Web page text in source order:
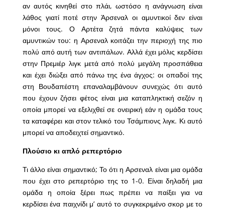
αν αυτός κινηθεί στο πλάι, ωστόσο η ανάγνωση είναι
λάθος γιατί ποτέ στην Άρσεναλ οι αμυντικοί δεν είναι
μόνοι τους. Ο Αρτέτα ζητά πάντα καλύψεις των
αμυντικών του: η Αρσεναλ κοιτάζει την περιοχή της πιο
πολύ από αυτή των αντιπάλων. Αλλά έχει μόλις κερδίσει
στην Πρεμιέρ λιγκ μετά από πολύ μεγάλη προσπάθεια
και έχει διώξει από πάνω της ένα άγχος: οι οπαδοί της
στη Βουδαπέστη επαναλαμβάνουν συνεχώς ότι αυτό
που έχουν ζήσει φέτος είναι μια καταπληκτική σεζόν η
οποία μπορεί να εξελιχθεί σε ονειρική εάν η ομάδα τους
τα καταφέρει και στον τελικό του Τσάμπιονς λιγκ. Κι αυτό
μπορεί να αποδειχτεί σημαντικό.
Πλούσιο κι απλό ρεπερτόριο
Τι άλλο είναι σημαντικό; Το ότι η Αρσεναλ είναι μια ομάδα
που έχει στο ρεπερτόριο της το 1-0. Είναι δηλαδή μια
ομάδα η οποία ξέρει πως πρέπει να παίξει για να
κερδίσει ένα παιχνίδι μ’ αυτό το συγκεκριμένο σκορ με το